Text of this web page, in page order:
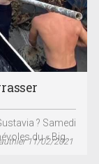
? Samedi
du « Big...
11/02/2021